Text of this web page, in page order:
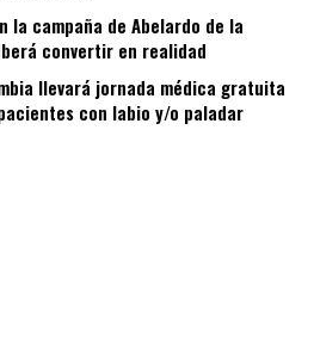
la campaña de Abelardo de la
convertir en realidad
llevará jornada médica gratuita
con labio y/o paladar